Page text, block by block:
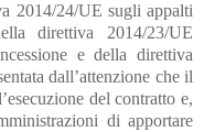
2014/24/UE sugli appalti
direttiva 2014/23/UE
e della direttiva
dall’attenzione che il
del contratto e,
di apportare